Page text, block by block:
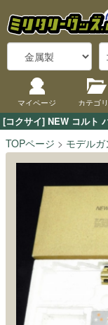
[コクサイ] NEW コルト
マイページ カテゴ
TOPページ モデルガ